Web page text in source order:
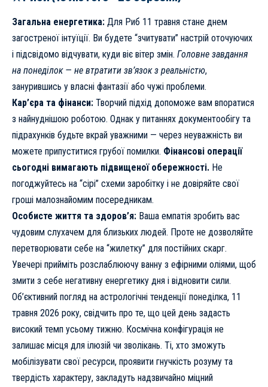
Загальна енергетика: Для Риб 11 травня стане днем
загостреної інтуїції. Ви будете “зчитувати” настрій оточуючих
і підсвідомо відчувати, куди віє вітер змін. Головне завдання
на понеділок — не втратити зв’язок з реальністю,
занурившись у власні фантазії або чужі проблеми.
Кар’єра та фінанси: Творчий підхід допоможе вам впоратися
з найнуднішою роботою. Однак у питаннях документообігу та
підрахунків будьте вкрай уважними — через неуважність ви
можете припуститися грубої помилки. Фінансові операції
сьогодні вимагають підвищеної обережності. Не
погоджуйтесь на “сірі” схеми заробітку і не довіряйте свої
гроші малознайомим посередникам.
Особисте життя та здоров’я: Ваша емпатія зробить вас
чудовим слухачем для близьких людей. Проте не дозволяйте
перетворювати себе на “жилетку” для постійних скарг.
Увечері прийміть розслаблюючу ванну з ефірними оліями, щоб
змити з себе негативну енергетику дня і відновити сили.
Об’єктивний погляд на астрологічні тенденції понеділка, 11
травня 2026 року, свідчить про те, що цей день задасть
високий темп усьому тижню. Космічна конфігурація не
залишає місця для ілюзій чи зволікань. Ті, хто зможуть
мобілізувати свої ресурси, проявити гнучкість розуму та
твердість характеру, закладуть надзвичайно міцний